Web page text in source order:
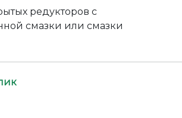
редукторов с
смазки или смазки